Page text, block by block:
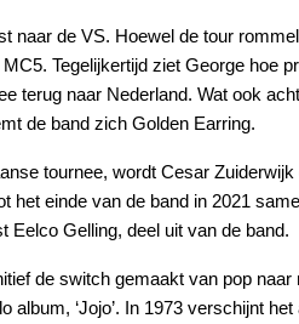
naar de VS. Hoewel de tour
Tegelijkertijd ziet George hoe
terug naar Nederland. Wat ook
de band zich Golden Earring.
tournee, wordt Cesar
het einde van de band in 2021
Eelco Gelling, deel uit van de band.
de switch gemaakt van pop
‘Jojo’. In 1973 verschijnt het